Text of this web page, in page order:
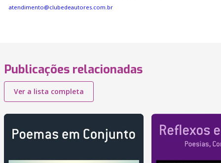
atendimento@clubedeautores.com.br
Publicações relacionadas
Ver a lista completa